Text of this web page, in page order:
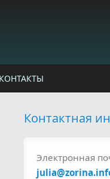
КОНТАКТЫ
Контактная
Электронная